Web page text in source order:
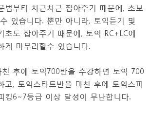
법부터 차근차근 잡아주기 때문에, 초보
있습니다. 뿐만 아니라, 토익듣기 및
초도 잡아주기 때문에, 토익 RC+LC에
게 마무리할수 있습니다.
친 후에 토익700반을 수강하면 토익 700
고, 토익스타트반을 마친 후에 토익스피
킹6~7등급 이상 달성이 무난합니다.